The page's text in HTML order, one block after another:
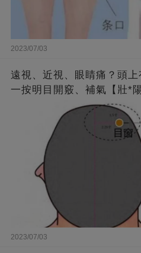
2023/07/03
遠視、近視、眼睛痛？頭
一按明目開竅、補氣【壯*陽
2023/07/03